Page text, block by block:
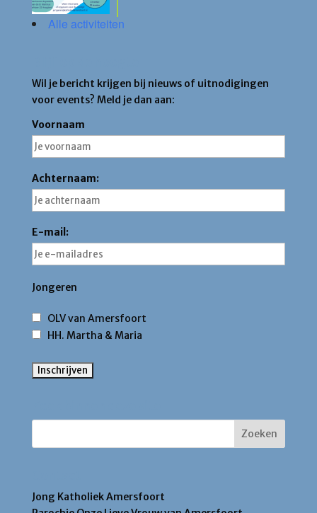
Alle activiteiten
Wil je bericht krijgen bij nieuws of uitnodigingen
voor events? Meld je dan aan:
Voornaam
Achternaam:
E-mail:
Jongeren
OLV van Amersfoort
HH. Martha & Maria
Jong Katholiek Amersfoort